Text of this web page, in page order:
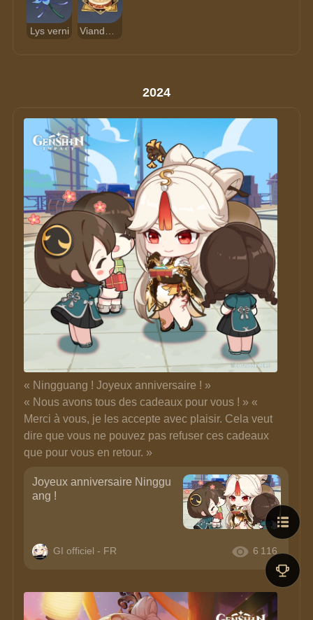
Lys verni
2024
« Ningguang ! Joyeux anniversaire ! »
« Nous avons tous des cadeaux pour vous ! » «
Merci à vous, je les accepte avec plaisir. Cela veut
dire que vous ne pouvez pas refuser ces cadeaux
que pour vous en retour. »
Joyeux anniversaire Ninggu
ang !
GI officiel - FR 6 116